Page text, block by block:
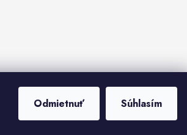
Odmietnuť Súhlasím